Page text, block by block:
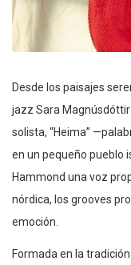
Desde los paisajes
jazz Sara
solista, “Heima”
en un pequeño pueblo
Hammond una voz
nórdica, los grooves
emoción.
Formada en la